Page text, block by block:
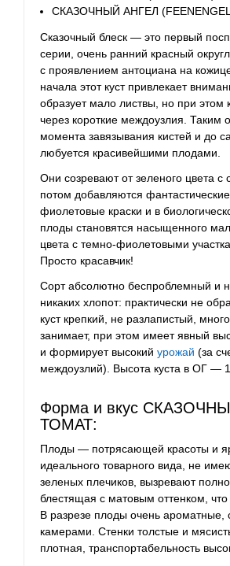
СКАЗОЧНЫЙ АНГЕЛ
Сказочный блеск — это первый
серии, очень ранний красный
с проявлением антоциана на
начала этот куст привлекает
образует мало листвы, но при этом
через короткие междоузлия. Таким
момента завязывания кистей и до
любуется красивейшими плодами.
Они созревают от зеленого цвета с
потом добавляются
фиолетовые краски и в
плоды становятся насыщенного
цвета с темно-фиолетовыми
Просто красавчик!
Сорт абсолютно беспроблемный и
никаких хлопот: практически не
куст крепкий, не разлапистый,
занимает, при этом имеет явный
и формирует высокий урожай (за
междоузлий). Высота куста в ОГ —
Форма и вкус
ТОМАТ:
Плоды — потрясающей красоты и
идеального товарного вида, не
зеленых плечиков, вызревают
блестящая с матовым оттенком,
В разрезе плоды очень
камерами. Стенки толстые и
плотная, транспортабельность